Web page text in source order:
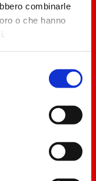
combinarle
o che hanno
Team